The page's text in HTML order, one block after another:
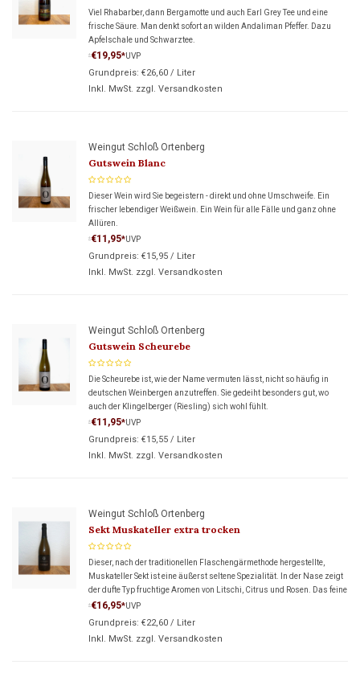
Viel Rhabarber, dann Bergamotte und auch Earl Grey Tee und eine
frische Säure. Man denkt sofort an wilden Andaliman Pfeffer. Dazu
Apfelschale und Schwarztee.
*€19,95*UVP
Grundpreis: €26,60 / Liter
Inkl. MwSt. zzgl. Versandkosten
Weingut Schloß Ortenberg
Gutswein Blanc
Dieser Wein wird Sie begeistern - direkt und ohne Umschweife. Ein
frischer lebendiger Weißwein. Ein Wein für alle Fälle und ganz ohne
Allüren.
*€11,95*UVP
Grundpreis: €15,95 / Liter
Inkl. MwSt. zzgl. Versandkosten
Weingut Schloß Ortenberg
Gutswein Scheurebe
Die Scheurebe ist, wie der Name vermuten lässt, nicht so häufig in
deutschen Weinbergen anzutreffen. Sie gedeiht besonders gut, wo
auch der Klingelberger (Riesling) sich wohl fühlt.
*€11,95*UVP
Grundpreis: €15,55 / Liter
Inkl. MwSt. zzgl. Versandkosten
Weingut Schloß Ortenberg
Sekt Muskateller extra trocken
Dieser, nach der traditionellen Flaschengärmethode hergestellte,
Muskateller Sekt ist eine äußerst seltene Spezialität. In der Nase zeigt
der dufte Typ fruchtige Aromen von Litschi, Citrus und Rosen. Das feine
Prickeln im Mund passt hervorragend zur dezen
*€16,95*UVP
Grundpreis: €22,60 / Liter
Inkl. MwSt. zzgl. Versandkosten